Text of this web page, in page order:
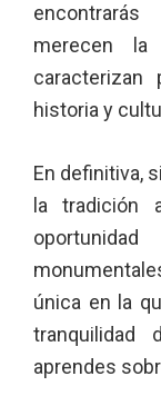
merecen
historia y
En definitiva,
la tradición
única en la
tranquilidad
aprendes